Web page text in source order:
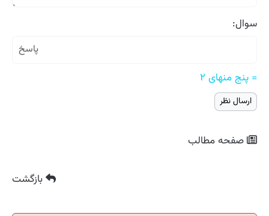
سوال:
= پنج منهای ۲
صفحه مطالب
بازگشت